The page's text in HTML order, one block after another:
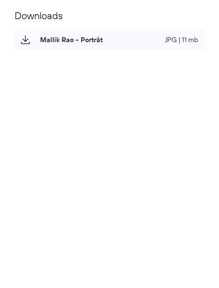
Downloads
Mallik Rao - Porträt JPG | 11 mb